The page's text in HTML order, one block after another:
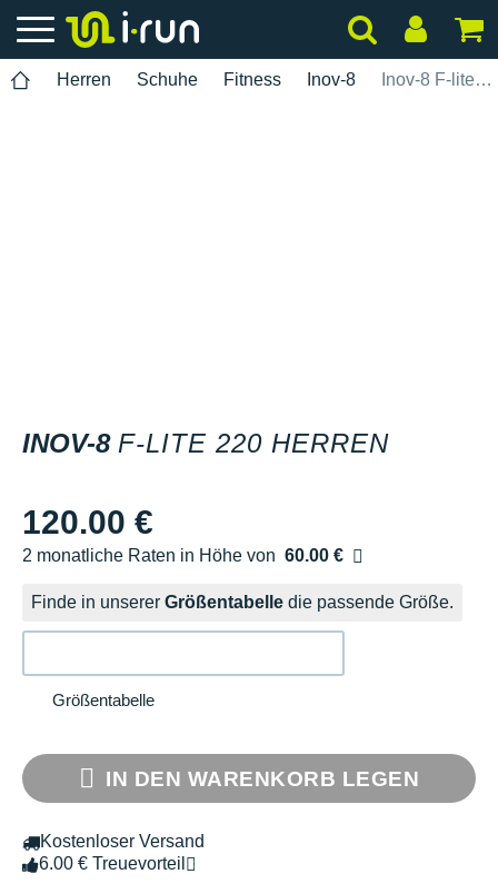
Herren Schuhe Fitness Inov-8 Inov-8 F-lite 220 Herren
INOV-8 F-LITE 220 HERREN
120.00 €
2 monatliche Raten in Höhe von 60.00 €
Ohne Zusatzkosten
Finde in unserer Größentabelle die passende Größe.
Größentabelle
IN DEN WARENKORB LEGEN
Kostenloser Versand
6.00 € Treuevorteil